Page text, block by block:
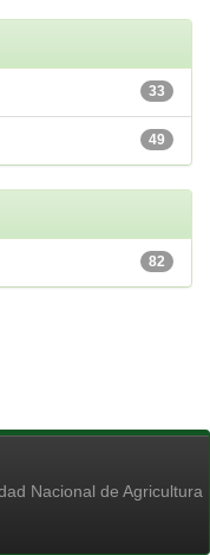
33
49
82
Nacional de Agricultura